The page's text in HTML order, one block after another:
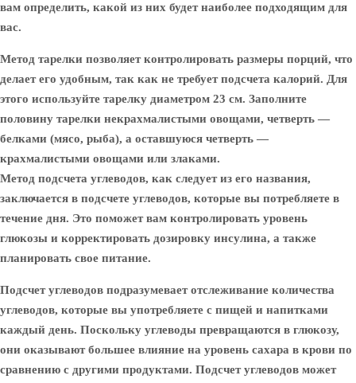
вам определить, какой из них будет наиболее подходящим для
вас.
Метод тарелки позволяет контролировать размеры порций, что
делает его удобным, так как не требует подсчета калорий. Для
этого используйте тарелку диаметром 23 см. Заполните
половину тарелки некрахмалистыми овощами, четверть —
белками (мясо, рыба), а оставшуюся четверть —
крахмалистыми овощами или злаками.
Метод подсчета углеводов, как следует из его названия,
заключается в подсчете углеводов, которые вы потребляете в
течение дня. Это поможет вам контролировать уровень
глюкозы и корректировать дозировку инсулина, а также
планировать свое питание.
Подсчет углеводов подразумевает отслеживание количества
углеводов, которые вы употребляете с пищей и напитками
каждый день. Поскольку углеводы превращаются в глюкозу,
они оказывают большее влияние на уровень сахара в крови по
сравнению с другими продуктами. Подсчет углеводов может